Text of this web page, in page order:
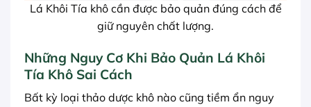
Lá Khôi Tía khô cần được bảo quản đúng cách để
giữ nguyên chất lượng.
Những Nguy Cơ Khi Bảo Quản Lá Khôi
Tía Khô Sai Cách
Bất kỳ loại thảo dược khô nào cũng tiềm ẩn nguy